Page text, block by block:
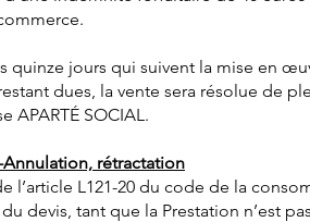
quinze jours qui suivent la mise en
dues, la vente sera résolue de
APARTÉ SOCIAL.
rétractation
l’article L121-20 du code de la
devis, tant que la Prestation n’est